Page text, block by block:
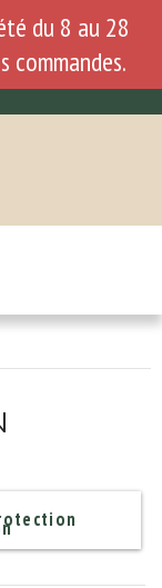
du 8 au 28
commandes.